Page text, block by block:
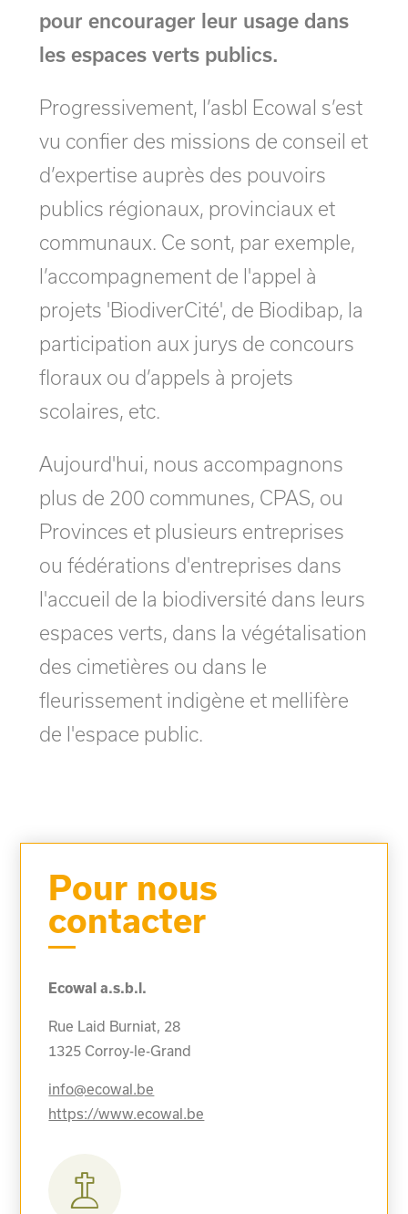
pour encourager leur usage dans
les espaces verts publics.
Progressivement, l’asbl Ecowal s’est
vu confier des missions de conseil et
d’expertise auprès des pouvoirs
publics régionaux, provinciaux et
communaux. Ce sont, par exemple,
l’accompagnement de l'appel à
projets 'BiodiverCité', de Biodibap, la
participation aux jurys de concours
floraux ou d’appels à projets
scolaires, etc.
Aujourd'hui, nous accompagnons
plus de 200 communes, CPAS, ou
Provinces et plusieurs entreprises
ou fédérations d'entreprises dans
l'accueil de la biodiversité dans leurs
espaces verts, dans la végétalisation
des cimetières ou dans le
fleurissement indigène et mellifère
de l'espace public.
Pour nous
contacter
Ecowal a.s.b.l.
Rue Laid Burniat, 28
1325 Corroy-le-Grand
info@ecowal.be
https://www.ecowal.be